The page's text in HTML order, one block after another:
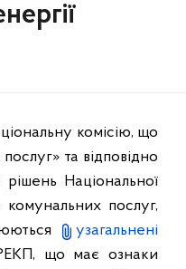
комісію, що
та відповідно
Національної
послуг,
узагальнені
що має ознаки